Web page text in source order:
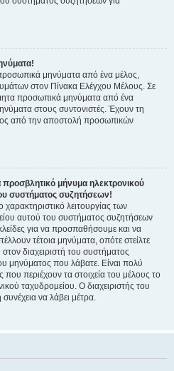
μηνύματα από ένα μέλος,
στον Πίνακα Ελέγχου Μέλους. Σε
προσωπικά μηνύματα από ένα
στους συντονιστές. Έχουν τη
από την αποστολή προσωπικών
μήνυμα ηλεκτρονικού
συστήματος συζητήσεων!
λειτουργίας των
αυτού του συστήματος συζητήσεων
για να προσπαθήσουμε και να
τέτοια μηνύματα, οπότε στείλτε
διαχειριστή του συστήματος
μηνύματος που λάβατε. Είναι πολύ
περιέχουν τα στοιχεία του μέλους το
ταχυδρομείου. Ο διαχειριστής του
να λάβει μέτρα.